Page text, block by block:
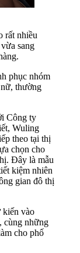
rất nhiều
sang
phục nhóm
thường
Công ty
Wuling
theo tại thị
chọn cho
Đây là mẫu
kiệm nhiên
gian đô thị
kiến vào
cùng những
cho phố